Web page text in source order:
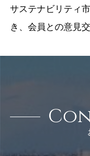
サステナビリティ
き、会員との意見